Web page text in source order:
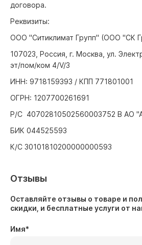
договора.
Реквизиты:
ООО "Ситиклимат Групп" (ООО "СК
107023, Россия, г. Москва, ул.
эт/пом/ком 4/V/3
ИНН: 9718159393 / КПП 771801001
ОГРН: 1207700261691
Р/С 40702810502560003752 В АО
БИК 044525593
К/С 30101810200000000593
Отзывы
Оставляйте отзывы о товаре и
скидки, и бесплатные услуги от
Имя*